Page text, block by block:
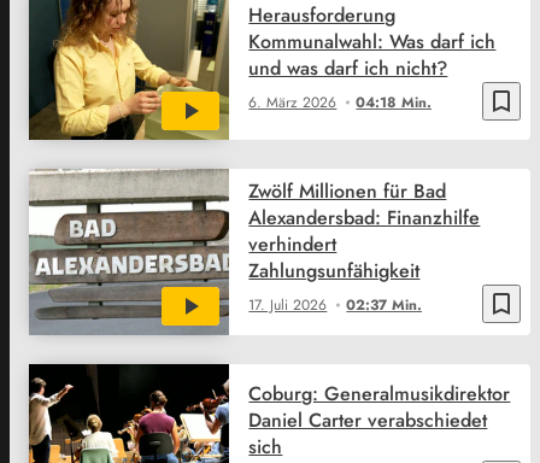
bookmark_border
6. März 2026 04:18 Min.
Herausforderung
Kommunalwahl: Was darf ich
und was darf ich nicht?
bookmark_border
17. Juli 2026 02:37 Min.
Zwölf Millionen für Bad
Alexandersbad: Finanzhilfe
verhindert
Zahlungsunfähigkeit
Coburg: Generalmusikdirektor
Daniel Carter verabschiedet
sich